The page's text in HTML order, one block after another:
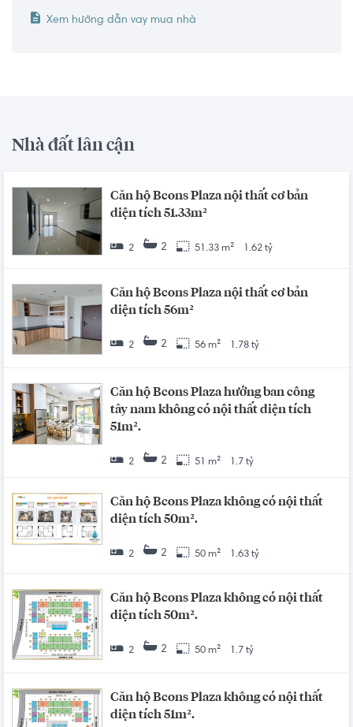
Xem hướng dẫn vay mua nhà
Nhà đất lân cận
Căn hộ Bcons Plaza nội thất cơ bản
diện tích 51.33m²
2 2 51.33 m² 1.62 tỷ
Căn hộ Bcons Plaza nội thất cơ bản
diện tích 56m²
2 2 56 m² 1.78 tỷ
Căn hộ Bcons Plaza hướng ban công
tây nam không có nội thất diện tích
51m².
2 2 51 m² 1.7 tỷ
Căn hộ Bcons Plaza không có nội thất
diện tích 50m².
2 2 50 m² 1.63 tỷ
Căn hộ Bcons Plaza không có nội thất
diện tích 50m².
2 2 50 m² 1.7 tỷ
Căn hộ Bcons Plaza không có nội thất
diện tích 51m².